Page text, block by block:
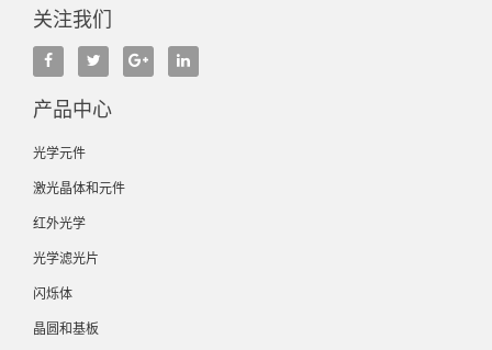
关注我们
产品中心
光学元件
激光晶体和元件
红外光学
光学滤光片
闪烁体
晶圆和基板